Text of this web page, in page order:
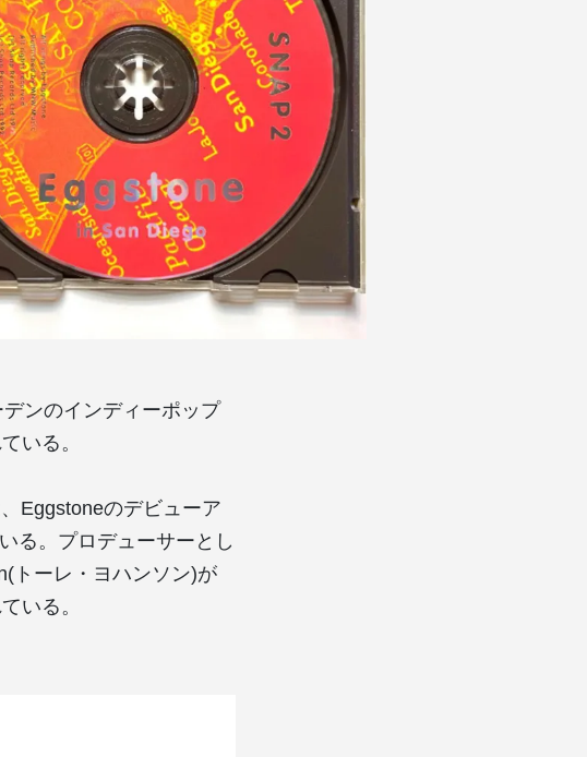
ンのインディーポップ
いる。
Eggstoneのデビューア
る。プロデューサーとし
トーレ・ヨハンソン)が
いる。